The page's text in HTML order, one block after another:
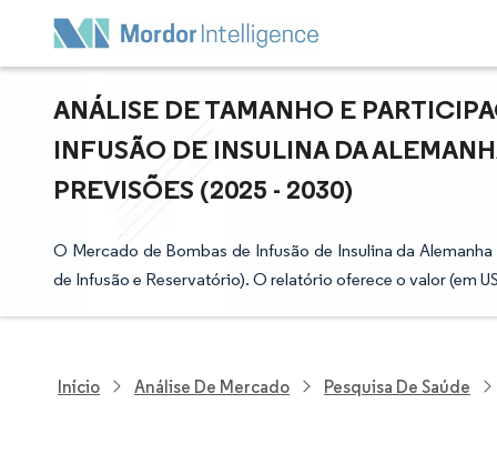
ANÁLISE DE TAMANHO E
INFUSÃO DE INSULINA DA
PREVISÕES (2025 - 2030)
O Mercado de Bombas de Infusão de Insulina da
de Infusão e Reservatório). O relatório oferece o valor (em
Início Análise De Mercado Pesquisa De Saúde